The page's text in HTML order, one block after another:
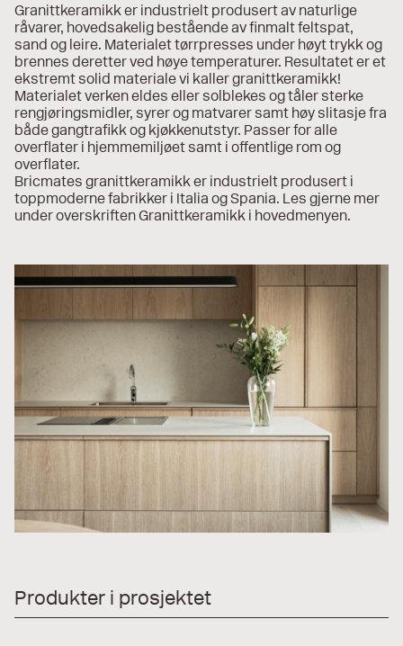
Granittkeramikk er industrielt produsert av naturlige
råvarer, hovedsakelig bestående av finmalt feltspat,
sand og leire. Materialet tørrpresses under høyt trykk og
brennes deretter ved høye temperaturer. Resultatet er et
ekstremt solid materiale vi kaller granittkeramikk!
Materialet verken eldes eller solblekes og tåler sterke
rengjøringsmidler, syrer og matvarer samt høy slitasje fra
både gangtrafikk og kjøkkenutstyr. Passer for alle
overflater i hjemmemiljøet samt i offentlige rom og
overflater.
Bricmates granittkeramikk er industrielt produsert i
toppmoderne fabrikker i Italia og Spania. Les gjerne mer
under overskriften Granittkeramikk i hovedmenyen.
Produkter i prosjektet